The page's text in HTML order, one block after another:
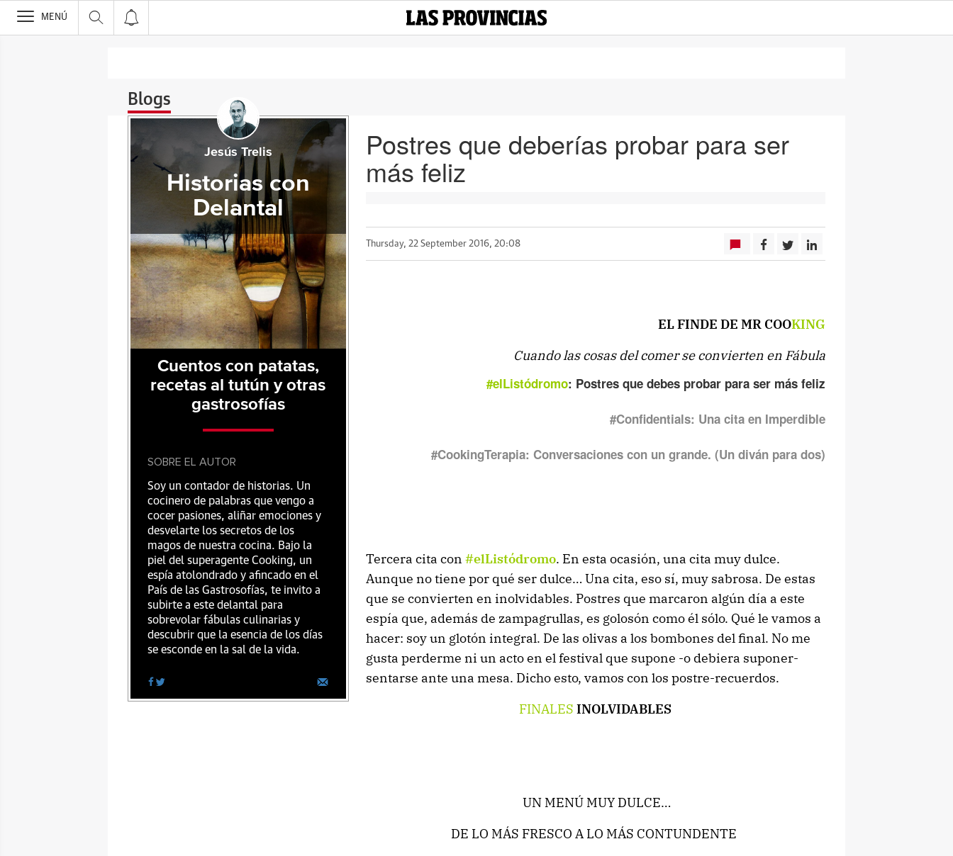
>
MENÚ
Blogs
Postres que deberías probar para ser
más feliz
Thursday, 22 September 2016, 20:08
EL FINDE DE MR COOKING
Cuando las cosas del comer se convierten en Fábula
#elListódromo: Postres que debes probar para ser más feliz
#Confidentials: Una cita en Imperdible
#CookingTerapia: Conversaciones con un grande. (Un diván para dos)
Tercera cita con #elListódromo. En esta ocasión, una cita muy dulce.
Aunque no tiene por qué ser dulce… Una cita, eso sí, muy sabrosa. De estas
que se convierten en inolvidables. Postres que marcaron algún día a este
espía que, además de zampagrullas, es golosón como él sólo. Qué le vamos a
hacer: soy un glotón integral. De las olivas a los bombones del final. No me
gusta perderme ni un acto en el festival que supone -o debiera suponer-
sentarse ante una mesa. Dicho esto, vamos con los postre-recuerdos.
FINALES INOLVIDABLES
UN MENÚ MUY DULCE…
DE LO MÁS FRESCO A LO MÁS CONTUNDENTE
Jesús Trelis
Historias con
Delantal
Cuentos con patatas,
recetas al tutún y otras
gastrosofías
SOBRE EL AUTOR
Soy un contador de historias. Un
cocinero de palabras que vengo a
cocer pasiones, aliñar emociones y
desvelarte los secretos de los
magos de nuestra cocina. Bajo la
piel del superagente Cooking, un
espía atolondrado y afincado en el
País de las Gastrosofías, te invito a
subirte a este delantal para
sobrevolar fábulas culinarias y
descubrir que la esencia de los días
se esconde en la sal de la vida.